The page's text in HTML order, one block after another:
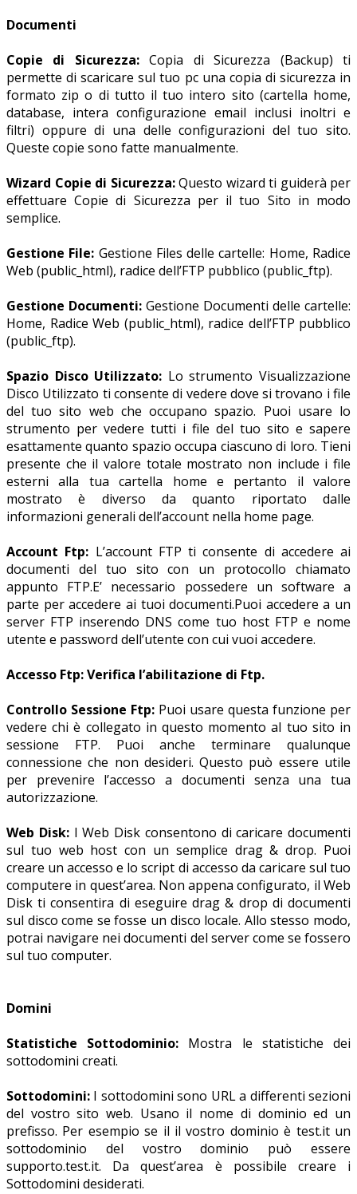
Documenti
Copie di Sicurezza:Copia di Sicurezza (Backup) ti
permette di scaricare sul tuo pc una copia di sicurezza in
formato zip o di tutto il tuo intero sito (cartella home,
database, intera configurazione email inclusi inoltri e
filtri) oppure di una delle configurazioni del tuo sito.
Queste copie sono fatte manualmente.
Wizard Copie di Sicurezza:Questo wizard ti guiderà per
effettuare Copie di Sicurezza per il tuo Sito in modo
semplice.
Gestione File: Gestione Files delle cartelle: Home, Radice
Web (public_html), radice dell’FTP pubblico (public_ftp).
Gestione Documenti: Gestione Documenti delle cartelle:
Home, Radice Web (public_html), radice dell’FTP pubblico
(public_ftp).
Spazio Disco Utilizzato: Lo strumento Visualizzazione
Disco Utilizzato ti consente di vedere dove si trovano i file
del tuo sito web che occupano spazio. Puoi usare lo
strumento per vedere tutti i file del tuo sito e sapere
esattamente quanto spazio occupa ciascuno di loro. Tieni
presente che il valore totale mostrato non include i file
esterni alla tua cartella home e pertanto il valore
mostrato è diverso da quanto riportato dalle
informazioni generali dell’account nella home page.
Account Ftp: L’account FTP ti consente di accedere ai
documenti del tuo sito con un protocollo chiamato
appunto FTP.E’ necessario possedere un software a
parte per accedere ai tuoi documenti.Puoi accedere a un
server FTP inserendo DNS come tuo host FTP e nome
utente e password dell’utente con cui vuoi accedere.
Accesso Ftp: Verifica l’abilitazione di Ftp.
Controllo Sessione Ftp: Puoi usare questa funzione per
vedere chi è collegato in questo momento al tuo sito in
sessione FTP. Puoi anche terminare qualunque
connessione che non desideri. Questo può essere utile
per prevenire l’accesso a documenti senza una tua
autorizzazione.
Web Disk:I Web Disk consentono di caricare documenti
sul tuo web host con un semplice drag & drop. Puoi
creare un accesso e lo script di accesso da caricare sul tuo
computere in quest’area. Non appena configurato, il Web
Disk ti consentira di eseguire drag & drop di documenti
sul disco come se fosse un disco locale. Allo stesso modo,
potrai navigare nei documenti del server come se fossero
sul tuo computer.
Domini
Statistiche Sottodominio: Mostra le statistiche dei
sottodomini creati.
Sottodomini: I sottodomini sono URL a differenti sezioni
del vostro sito web. Usano il nome di dominio ed un
prefisso. Per esempio se il il vostro dominio è test.it un
sottodominio del vostro dominio può essere
supporto.test.it. Da quest’area è possibile creare i
Sottodomini desiderati.